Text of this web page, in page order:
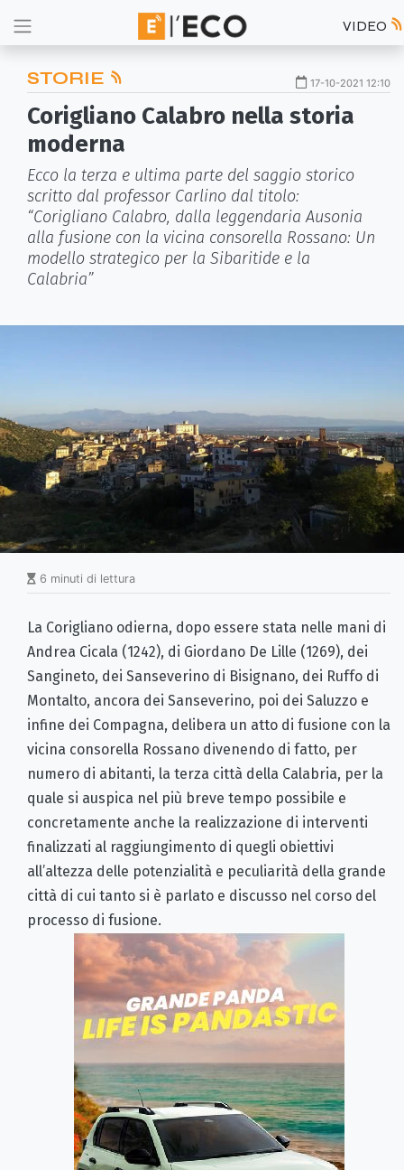
VIDEO
STORIE 17-10-2021 12:10
Corigliano Calabro nella storia
moderna
Ecco la terza e ultima parte del saggio storico
scritto dal professor Carlino dal titolo:
“Corigliano Calabro, dalla leggendaria Ausonia
alla fusione con la vicina consorella Rossano: Un
modello strategico per la Sibaritide e la
Calabria”
6 minuti di lettura
La Corigliano odierna, dopo essere stata nelle mani di
Andrea Cicala (1242), di Giordano De Lille (1269), dei
Sangineto, dei Sanseverino di Bisignano, dei Ruffo di
Montalto, ancora dei Sanseverino, poi dei Saluzzo e
infine dei Compagna, delibera un atto di fusione con la
vicina consorella Rossano divenendo di fatto, per
numero di abitanti, la terza città della Calabria, per la
quale si auspica nel più breve tempo possibile e
concretamente anche la realizzazione di interventi
finalizzati al raggiungimento di quegli obiettivi
all’altezza delle potenzialità e peculiarità della grande
città di cui tanto si è parlato e discusso nel corso del
processo di fusione.